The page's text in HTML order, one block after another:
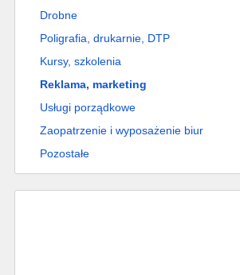
Drobne
Poligrafia, drukarnie, DTP
Kursy, szkolenia
Reklama, marketing
Usługi porządkowe
Zaopatrzenie i wyposażenie biur
Pozostałe